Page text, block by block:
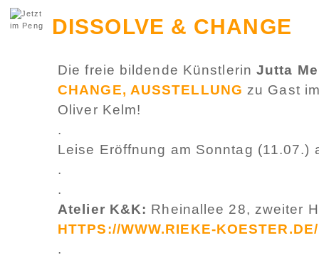
DISSOLVE & CHANGE
Die freie bildende Künstlerin Jutta
CHANGE, AUSSTELLUNG zu Gast
Oliver Kelm!
.
Leise Eröffnung am Sonntag (11.07.)
.
.
Atelier K&K: Rheinallee 28, zweiter
HTTPS://WWW.RIEKE-KOESTER.DE/
.